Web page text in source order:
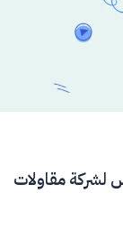
مقاولات